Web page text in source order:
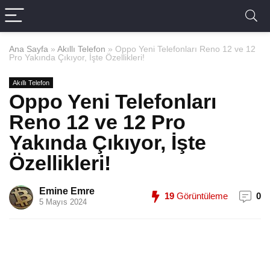
Ana Sayfa » Akıllı Telefon » Oppo Yeni Telefonları Reno 12 ve 12
Pro Yakında Çıkıyor, İşte Özellikleri!
Akıllı Telefon
Oppo Yeni Telefonları
Reno 12 ve 12 Pro
Yakında Çıkıyor, İşte
Özellikleri!
Emine Emre
5 Mayıs 2024
19 Görüntüleme 0